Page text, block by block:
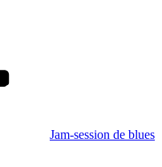
Jam-session de blues